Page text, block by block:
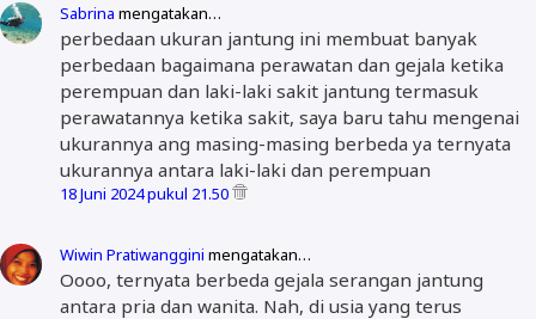
Sabrina mengatakan…
perbedaan ukuran jantung ini membuat banyak
perbedaan bagaimana perawatan dan gejala ketika
perempuan dan laki-laki sakit jantung termasuk
perawatannya ketika sakit, saya baru tahu mengenai
ukurannya ang masing-masing berbeda ya ternyata
ukurannya antara laki-laki dan perempuan
18 Juni 2024 pukul 21.50
Wiwin Pratiwanggini mengatakan…
Oooo, ternyata berbeda gejala serangan jantung
antara pria dan wanita. Nah, di usia yang terus